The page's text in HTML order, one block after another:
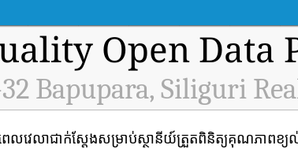
Open Data
Bapupara, Siliguri
េលវេលាជាក់ស្តែងសម្រាប់ស្ថានីយ៍ត្រួតពិនិត្យគុណភា